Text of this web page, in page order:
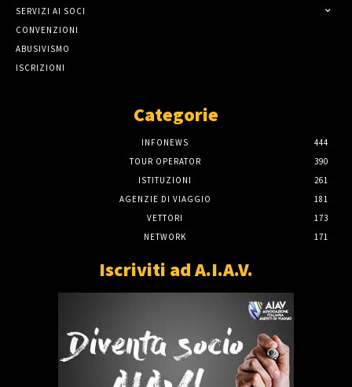
SERVIZI AI SOCI
CONVENZIONI
ABUSIVISMO
ISCRIZIONI
Categorie
INFONEWS
444
TOUR OPERATOR
390
ISTITUZIONI
261
AGENZIE DI VIAGGIO
181
VETTORI
173
NETWORK
171
Iscriviti ad A.I.A.V.